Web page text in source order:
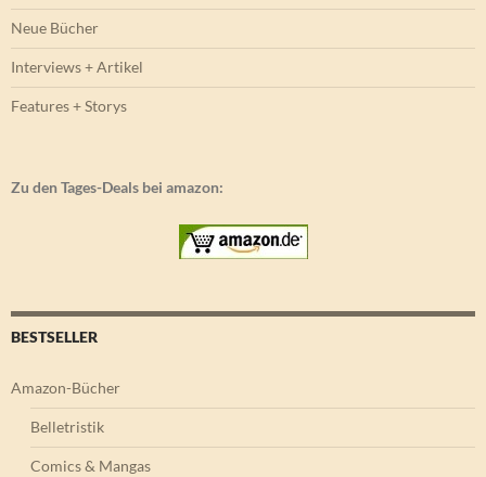
Neue Bücher
Interviews + Artikel
Features + Storys
Zu den Tages-Deals bei amazon:
BESTSELLER
Amazon-Bücher
Belletristik
Comics & Mangas